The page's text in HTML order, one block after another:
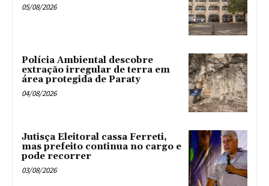
05/08/2026
Polícia Ambiental descobre
extração irregular de terra em
área protegida de Paraty
04/08/2026
Jutisça Eleitoral cassa Ferreti,
mas prefeito continua no cargo e
pode recorrer
03/08/2026